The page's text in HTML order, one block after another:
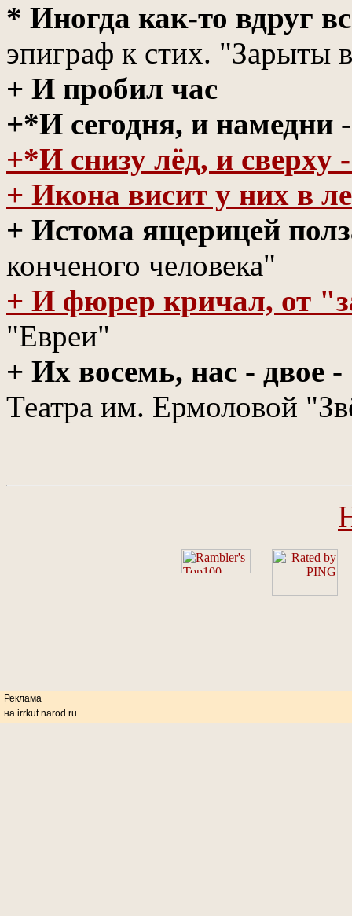
* Иногда как-то вдруг
эпиграф к стих. "Зарыты
+ И пробил час
+*И сегодня, и намедни
+*И снизу лёд, и
+ Икона висит у них в
+ Истома ящерицей
конченого человека"
+ И фюрер кричал, от
"Евреи"
+ Их восемь, нас - двое -
Театра им. Ермоловой
Реклама
на irrkut.narod.ru